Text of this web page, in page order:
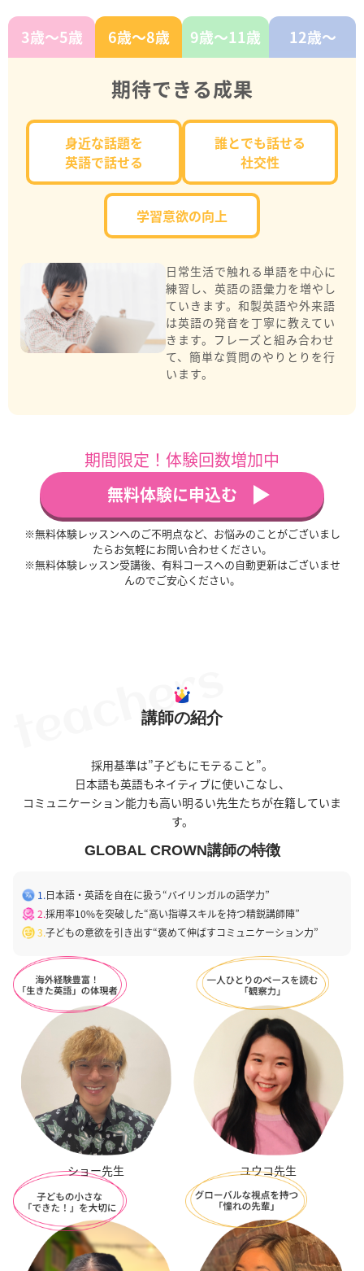
3歳〜5歳 6歳〜8歳 9歳〜11歳 12歳〜
期待できる成果
身近な話題を
英語で話せる
誰とでも話せる
社交性
学習意欲の向上
日常生活で触れる単語を中心に
練習し、英語の語彙力を増やし
ていきます。和製英語や外来語
は英語の発音を丁寧に教えてい
きます。フレーズと組み合わせ
て、簡単な質問のやりとりを行
います。
期間限定！体験回数増加中
無料体験に申込む
※無料体験レッスンへのご不明点など、お悩みのことがございまし
たらお気軽にお問い合わせください。
※無料体験レッスン受講後、有料コースへの自動更新はございませ
んのでご安心ください。
講師の紹介
採用基準は”子どもにモテること”。
日本語も英語もネイティブに使いこなし、
コミュニケーション能力も高い明るい先生たちが在籍していま
す。
GLOBAL CROWN講師の特徴
1.日本語・英語を自在に扱う“バイリンガルの語学力”
2.採用率10%を突破した“高い指導スキルを持つ精鋭講師陣”
3.子どもの意欲を引き出す“褒めて伸ばすコミュニケーション力”
ショー先生 ユウコ先生